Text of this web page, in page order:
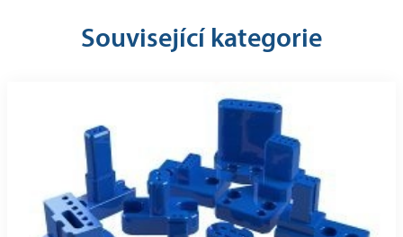
Související kategorie